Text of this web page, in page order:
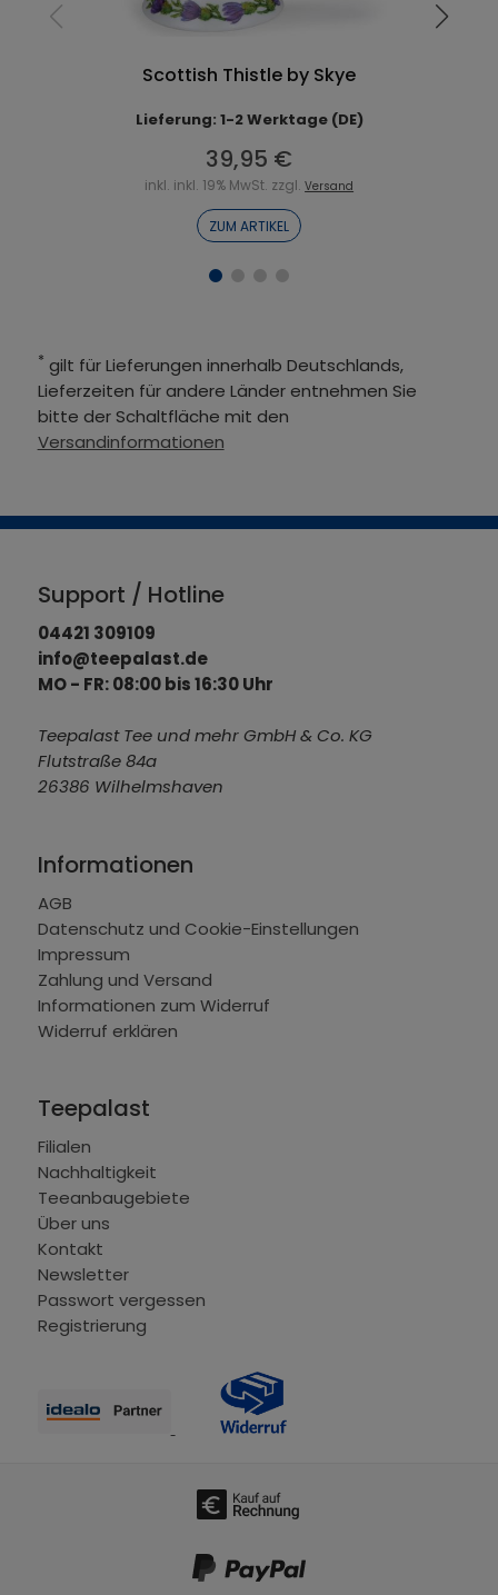
Scottish Thistle by Skye
Lieferung: 1-2 Werktage (DE)
39,95 €
inkl. inkl. 19% MwSt. zzgl.Versand
ZUM ARTIKEL
* gilt für Lieferungen innerhalb Deutschlands,
Lieferzeiten für andere Länder entnehmen Sie
bitte der Schaltfläche mit den
Versandinformationen
Support / Hotline
04421 309109
info@teepalast.de
MO - FR: 08:00 bis 16:30 Uhr
Teepalast Tee und mehr GmbH & Co. KG
Flutstraße 84a
26386 Wilhelmshaven
Informationen
AGB
Datenschutz und Cookie-Einstellungen
Impressum
Zahlung und Versand
Informationen zum Widerruf
Widerruf erklären
Teepalast
Filialen
Nachhaltigkeit
Teeanbaugebiete
Über uns
Kontakt
Newsletter
Passwort vergessen
Registrierung